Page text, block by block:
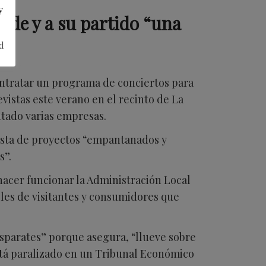
y a su partido “una
un programa de conciertos para
este verano en el recinto de La
varias empresas.
de proyectos “empantanados y
funcionar la Administración Local
de visitantes y consumidores que
porque asegura, “llueve sobre
paralizado en un Tribunal Económico